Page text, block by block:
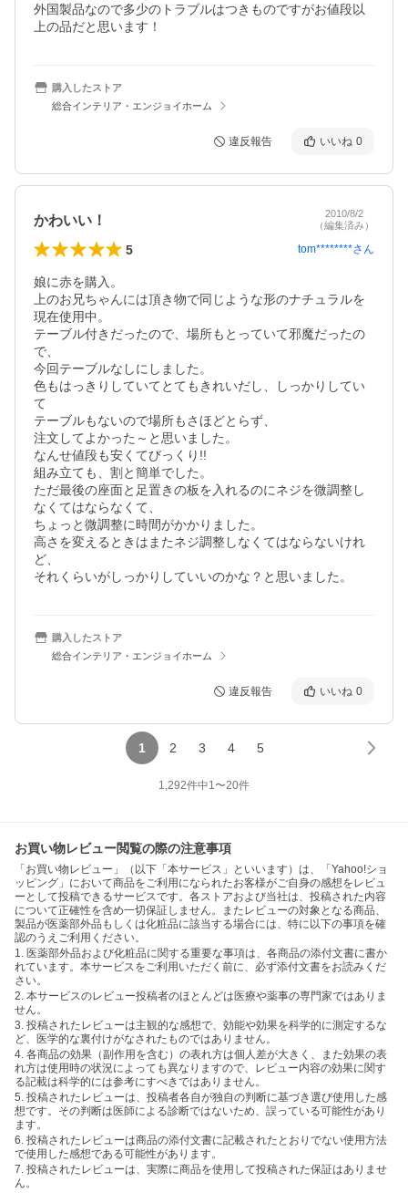
外国製品なので多少のトラブルはつきものですがお値段以
上の品だと思います！
購入したストア
総合インテリア・エンジョイホーム
違反報告 いいね 0
かわいい！
2010/8/2
（編集済み）
5 tom********さん
娘に赤を購入。
上のお兄ちゃんには頂き物で同じような形のナチュラルを
現在使用中。
テーブル付きだったので、場所もとっていて邪魔だったの
で、
今回テーブルなしにしました。
色もはっきりしていてとてもきれいだし、しっかりしてい
て
テーブルもないので場所もさほどとらず、
注文してよかった～と思いました。
なんせ値段も安くてびっくり!!
組み立ても、割と簡単でした。
ただ最後の座面と足置きの板を入れるのにネジを微調整し
なくてはならなくて、
ちょっと微調整に時間がかかりました。
高さを変えるときはまたネジ調整しなくてはならないけれ
ど、
それくらいがしっかりしていいのかな？と思いました。
購入したストア
総合インテリア・エンジョイホーム
違反報告 いいね 0
1 2 3 4 5
1,292件中1〜20件
お買い物レビュー閲覧の際の注意事項
「お買い物レビュー」（以下「本サービス」といいます）は、「Yahoo!ショ
ッピング」において商品をご利用になられたお客様がご自身の感想をレビュ
ーとして投稿できるサービスです。各ストアおよび当社は、投稿された内容
について正確性を含め一切保証しません。またレビューの対象となる商品、
製品が医薬部外品もしくは化粧品に該当する場合には、特に以下の事項を確
認のうえご利用ください。
1. 医薬部外品および化粧品に関する重要な事項は、各商品の添付文書に書か
れています。本サービスをご利用いただく前に、必ず添付文書をお読みくだ
さい。
2. 本サービスのレビュー投稿者のほとんどは医療や薬事の専門家ではありま
せん。
3. 投稿されたレビューは主観的な感想で、効能や効果を科学的に測定するな
ど、医学的な裏付けがなされたものではありません。
4. 各商品の効果（副作用を含む）の表れ方は個人差が大きく、また効果の表
れ方は使用時の状況によっても異なりますので、レビュー内容の効果に関す
る記載は科学的には参考にすべきではありません。
5. 投稿されたレビューは、投稿者各自が独自の判断に基づき選び使用した感
想です。その判断は医師による診断ではないため、誤っている可能性があり
ます。
6. 投稿されたレビューは商品の添付文書に記載されたとおりでない使用方法
で使用した感想である可能性があります。
7. 投稿されたレビューは、実際に商品を使用して投稿された保証はありませ
ん。